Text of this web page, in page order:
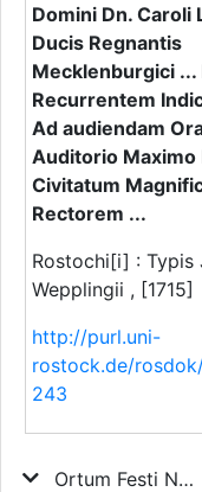
Domini Dn. Caroli
Ducis Regnantis
Mecklenburgici ...
Recurrentem
Ad audiendam
Auditorio Maximo
Civitatum
Rectorem ...
Rostochi[i] : Typis
Wepplingii , [1715]
http://purl.uni-
rostock.de/
243
Ortum Festi Natalitii Serenissimi Principis Ac Domini Dn. Caroli Leopoldi, Ducis Regnantis Mecklenburgici ... Feliciter Recurrentem Indicat; Nec Non Ad audiendam Orationem in Auditorio Maximo De Palladiis Civitatum Magnificum Dn. Rectorem ...